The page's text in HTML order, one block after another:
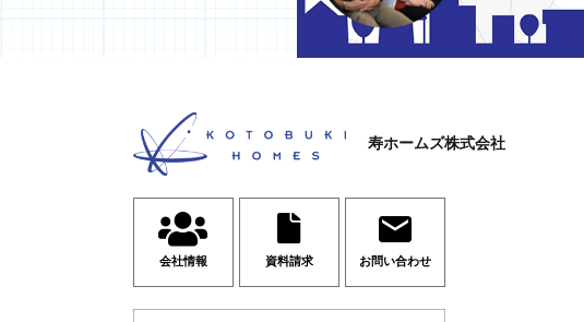
寿ホームズ株式会社
会社情報 資料請求 お問い合わせ